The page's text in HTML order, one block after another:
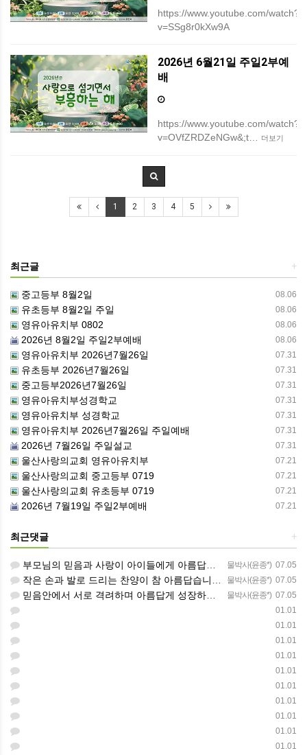
https://www.youtube.com/watch?
v=SSg8r0kXw9A
2026년 6월21일 주일2부예
배
https://www.youtube.com/watch?
v=OVfZRDZeNGw&;t…
더보기
1 2 3 4 5
+
최근글
08.06
중고등부 8월2일
08.06
유초등부 8월2일 주일
08.06
영유아유치부 0802
08.06
2026년 8월2일 주일2부예배
07.31
영유아유치부 2026년7월26일
07.31
유초등부 2026년7월26일
07.31
중고등부2026년7월26일
07.31
영유아유치부성경학교
07.31
영유아유치부 성경학교
07.31
영유아유치부 2026년7월26일 주일예배
07.31
2026년 7월26일 주일설교
07.21
울산사랑의교회 영유아유치부
07.21
울산사랑의교회 중고등부 0719
07.21
울산사랑의교회 유초등부 0719
07.21
2026년 7월19일 주일2부예배
+
최근댓글
물박사(윤종*) 07.05
부모님의 믿음과 사랑이 아이들에게 아름답게 이어지길 축복합니다
물박사(윤종*) 07.05
작은 손과 발로 드리는 찬양이 참 아름답습니다 하나님의 사랑이 늘 함께하길 기도합니다
물박사(윤종*) 07.05
믿음안에서 서로 격려하며 아름답게 성장하는 중고등부가 되길 응원합니다
01.01
01.01
01.01
01.01
01.01
01.01
01.01
01.01
01.01
01.01